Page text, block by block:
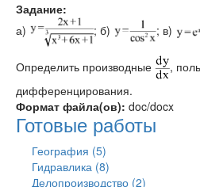
Задание:
а)
; б) ; в)
Определить производные
,
дифференцирования.
Формат файла(ов): doc/docx
Готовые работы
География (5)
Гидравлика (8)
Делопроизводство (2)